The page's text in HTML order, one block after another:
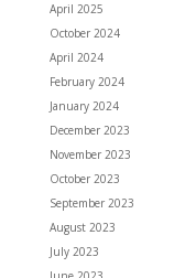
April 2025
October 2024
April 2024
February 2024
January 2024
December 2023
November 2023
October 2023
September 2023
August 2023
July 2023